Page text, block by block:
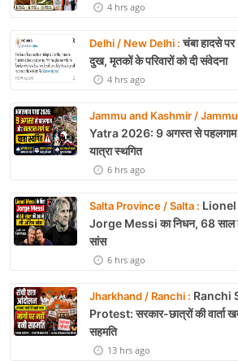
4 hrs ago
Delhi / New Delhi :चंबा हादसे पर
दुख, मृतकों के परिवारों को दी संवेदना
4 hrs ago
Jammu and Kashmir /
Yatra 2026: 9 अगस्त से पहलगाम
यात्रा स्थगित
6 hrs ago
Salta Province / Salta : Lionel
Jorge Messi का निधन, 68 साल
सांस
6 hrs ago
Jharkhand / Ranchi : Ranchi
Protest: सरकार-छात्रों की वार्ता
सहमति
13 hrs ago